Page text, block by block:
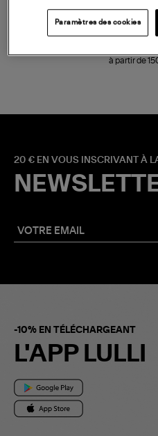
à partir de
20 € EN VOUS INSCRIVANT À
-10% EN TÉLÉCHARGEANT
L'APP LULLI
Paramètres des cookies